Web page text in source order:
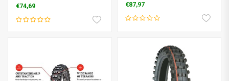
TT 51 R 80/100 -21 TT 51 R
€74,69 €87,97